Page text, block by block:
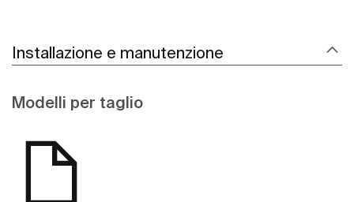
Installazione e manutenzione
Modelli per taglio